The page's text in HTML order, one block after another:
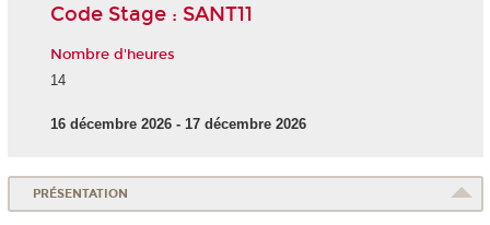
Code Stage : SANT11
Nombre d'heures
14
16 décembre 2026 - 17 décembre 2026
PRÉSENTATION